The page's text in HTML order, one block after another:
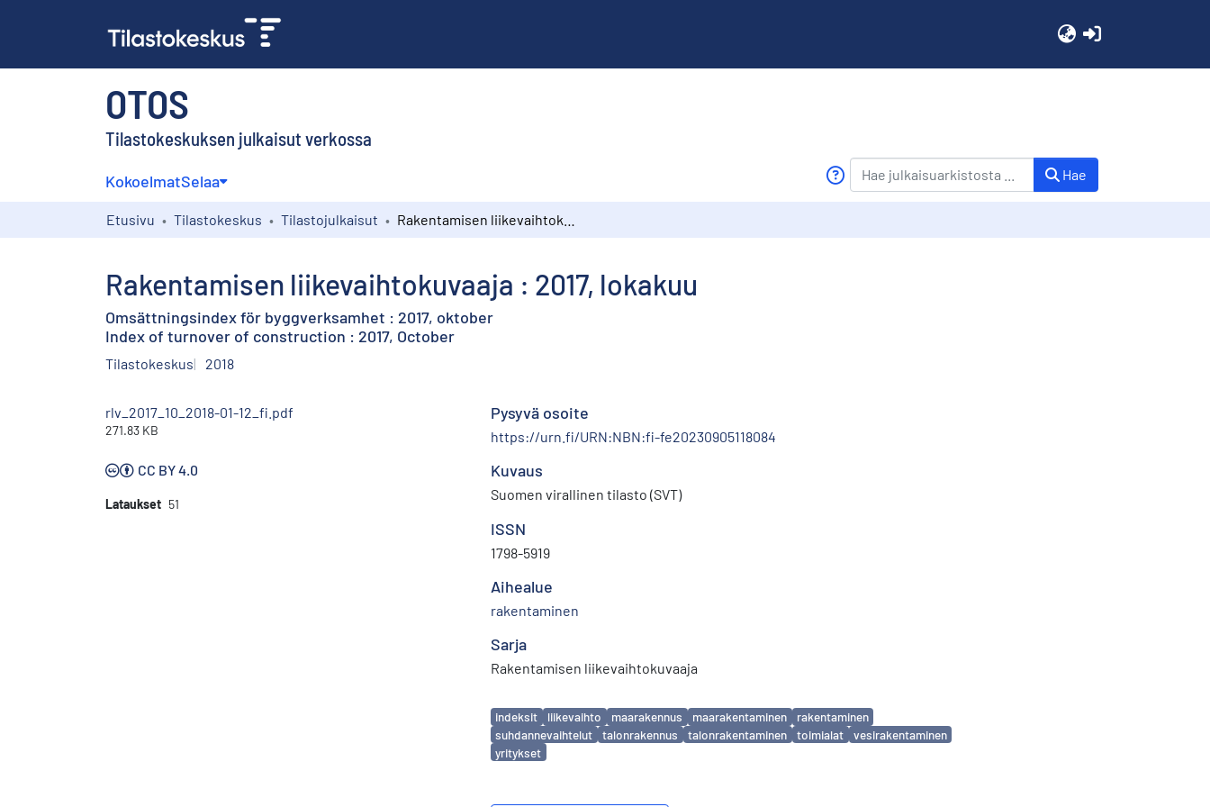
OTOS
Tilastokeskuksen julkaisut verkossa
KokoelmatSelaa Hae
Etusivu Tilastokeskus Tilastojulkaisut
Rakentamisen liikevaihtokuvaaja : 2017, lokakuu
Omsättningsindex för byggverksamhet : 2017, oktober
Index of turnover of construction : 2017, October
Tilastokeskus 2018
rlv_2017_10_2018-01-12_fi.pdf
271.83 KB
CC BY 4.0
Lataukset 51
Pysyvä osoite
https://urn.fi/URN:NBN:fi-fe20230905118084
Kuvaus
Suomen virallinen tilasto (SVT)
ISSN
1798-5919
Aihealue
rakentaminen
Sarja
Rakentamisen liikevaihtokuvaaja
Avainsanat
indeksit liikevaihto maarakennus maarakentaminen
rakentaminen
suhdannevaihtelut
talonrakennus talonrakentaminen toimialat
vesirakentaminen
yritykset